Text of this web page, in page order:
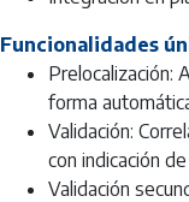
Funcionalidades
Prelocalización:
forma
Validación:
con indicación
Validación